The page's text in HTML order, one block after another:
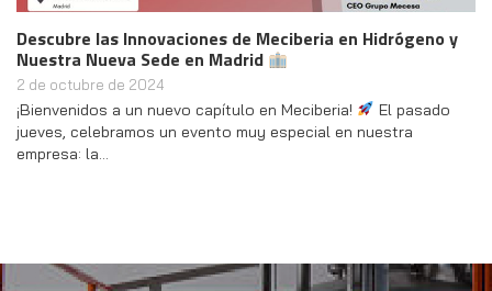
Descubre las Innovaciones de Meciberia en Hidrógeno y
Nuestra Nueva Sede en Madrid
2 de octubre de 2024
¡Bienvenidos a un nuevo capítulo en Meciberia!
El pasado
jueves, celebramos un evento muy especial en nuestra
empresa: la…